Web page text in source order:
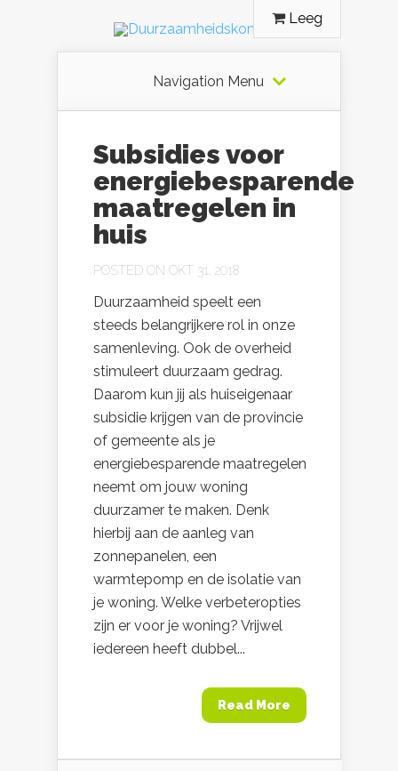
Leeg
Navigation Menu
Subsidies voor
energiebesparende
maatregelen in
huis
POSTED ON OKT 31, 2018
Duurzaamheid speelt een
steeds belangrijkere rol in onze
samenleving. Ook de overheid
stimuleert duurzaam gedrag.
Daarom kun jij als huiseigenaar
subsidie krijgen van de provincie
of gemeente als je
energiebesparende maatregelen
neemt om jouw woning
duurzamer te maken. Denk
hierbij aan de aanleg van
zonnepanelen, een
warmtepomp en de isolatie van
je woning. Welke verbeteropties
zijn er voor je woning? Vrijwel
iedereen heeft dubbel...
Read More